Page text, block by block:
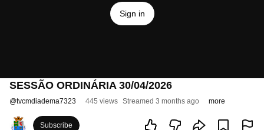
Sign in
SESSÃO ORDINÁRIA 30/04/2026
@tvcmdiadema7323 445 views Streamed 3 months ago more
Subscribe